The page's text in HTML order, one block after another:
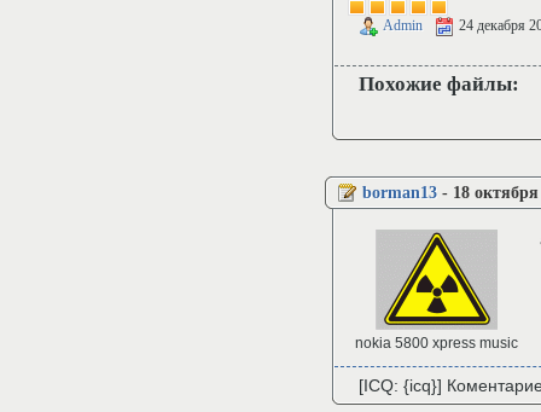
Admin 24 декабря
Похожие файлы:
borman13 - 18
nokia 5800 xpress music
[ICQ: {icq}]